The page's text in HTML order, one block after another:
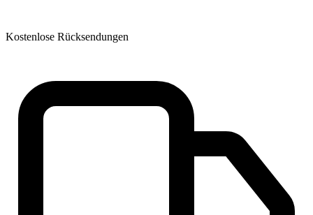
Kostenlose Rücksendungen